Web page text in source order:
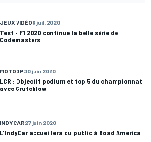
JEUX VIDÉO6 juil. 2020
Test - F1 2020 continue la belle série de
Codemasters
MOTOGP30 juin 2020
LCR : Objectif podium et top 5 du championnat
avec Crutchlow
INDYCAR27 juin 2020
L'IndyCar accueillera du public à Road America